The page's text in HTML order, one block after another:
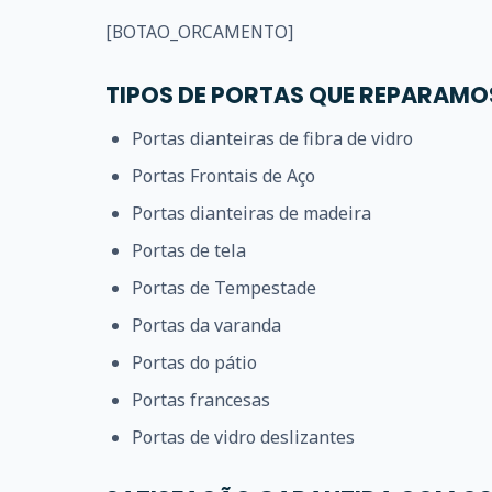
[BOTAO_ORCAMENTO]
TIPOS DE PORTAS QUE
Portas dianteiras de fibra de vidro
Portas Frontais de Aço
Portas dianteiras de madeira
Portas de tela
Portas de Tempestade
Portas da varanda
Portas do pátio
Portas francesas
Portas de vidro deslizantes